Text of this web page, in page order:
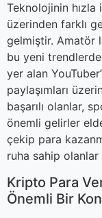
Teknolojinin
üzerinden farklı
gelmiştir. Amatör
bu yeni
yer alan
paylaşımları
başarılı olanlar,
önemli gelirler
çekip para
ruha sahip
Kripto Para
Önemli Bir